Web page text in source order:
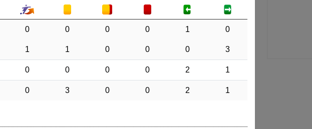
0 0 0 0 1 0
1 1 0 0 0 3
0 0 0 0 2 1
0 3 0 0 2 1